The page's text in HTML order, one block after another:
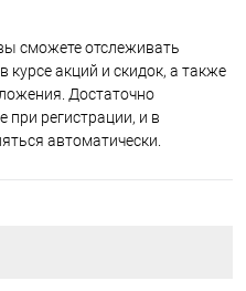
сможете отслеживать
курсе акций и скидок, а также
Достаточно
при регистрации, и в
автоматически.